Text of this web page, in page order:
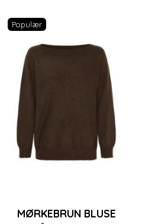
Populær
MØRKEBRUN BLUSE